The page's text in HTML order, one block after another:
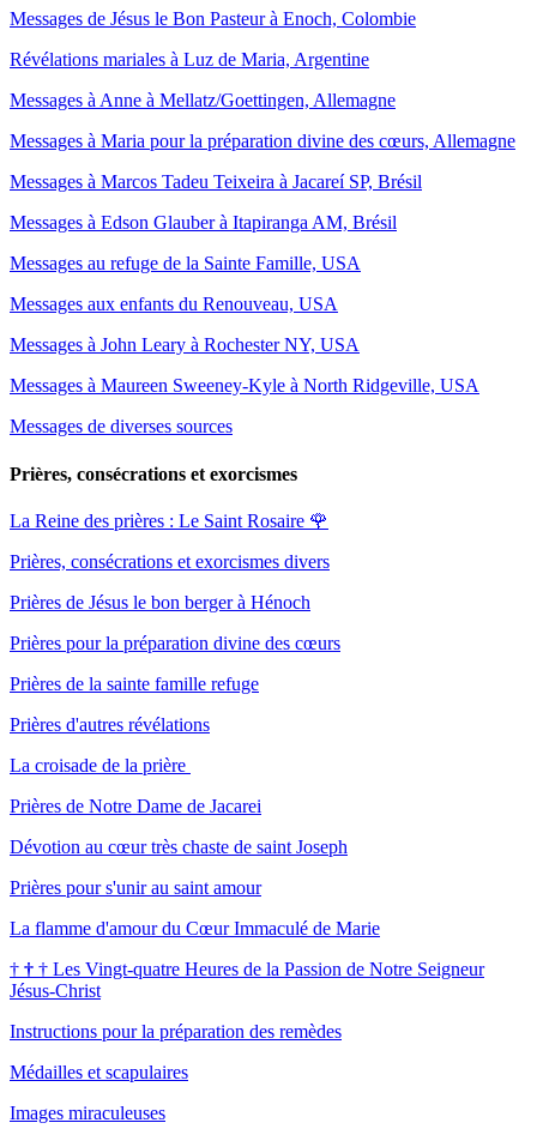
Messages de Jésus le Bon Pasteur à Enoch, Colombie
Révélations mariales à Luz de Maria, Argentine
Messages à Anne à Mellatz/Goettingen, Allemagne
Messages à Maria pour la préparation divine des cœurs, Allemagne
Messages à Marcos Tadeu Teixeira à Jacareí SP, Brésil
Messages à Edson Glauber à Itapiranga AM, Brésil
Messages au refuge de la Sainte Famille, USA
Messages aux enfants du Renouveau, USA
Messages à John Leary à Rochester NY, USA
Messages à Maureen Sweeney-Kyle à North Ridgeville, USA
Messages de diverses sources
Prières, consécrations et exorcismes
La Reine des prières : Le Saint Rosaire 🌹
Prières, consécrations et exorcismes divers
Prières de Jésus le bon berger à Hénoch
Prières pour la préparation divine des cœurs
Prières de la sainte famille refuge
Prières d'autres révélations
La croisade de la prière
Prières de Notre Dame de Jacarei
Dévotion au cœur très chaste de saint Joseph
Prières pour s'unir au saint amour
La flamme d'amour du Cœur Immaculé de Marie
† † † Les Vingt-quatre Heures de la Passion de Notre Seigneur
Jésus-Christ
Instructions pour la préparation des remèdes
Médailles et scapulaires
Images miraculeuses